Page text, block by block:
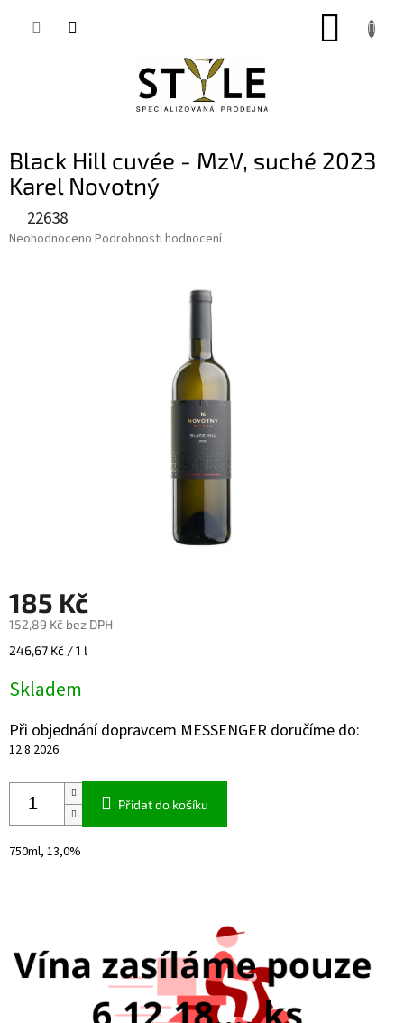
Black Hill cuvée - MzV, suché 2023
Karel Novotný
22638
Průměrné
Neohodnoceno Podrobnosti hodnocení
185 Kč
152,89 Kč bez DPH
Měrná
246,67 Kč / 1 l
Skladem
Při objednání dopravcem MESSENGER doručíme do:
12.8.2026
Přidat do košíku
750ml, 13,0%